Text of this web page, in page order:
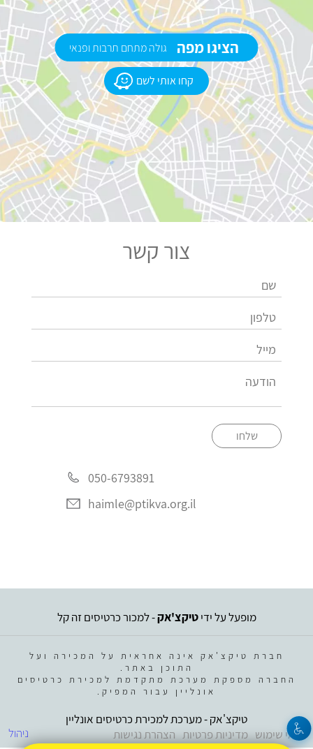
קחו אותי לשם
הציגו מפה גולה מתחם תרבות ופנאי
צור קשר
שלחו
050-6793891
haimle@ptikva.org.il
מופעל על ידיטיקצ'אק- למכור כרטיסים זה קל
חברת טיקצ'אק אינה אחראית על המכירה ועל
התוכן באתר.
החברה מספקת מערכת מתקדמת למכירת כרטיסים
אונליין עבור המפיק.
ניהול
טיקצ'אק - מערכת למכירת כרטיסים אונליין
תנאי שימוש מדיניות פרטיות הצהרת נגישות